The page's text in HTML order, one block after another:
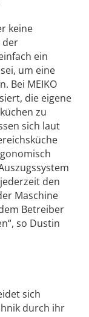
keine
der
ein
um eine
Bei MEIKO
die eigene
zu
sich laut
den
Maschine
Betreiber
so Dustin
sich
durch ihr